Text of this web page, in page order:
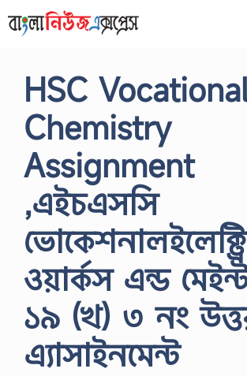
to
HSC
Chemistry
Assignment
,এইচএসসি
ওয়ার্কস এন্ড
১৯ (খ) ৩ নং
এ্যাসাইনমেন্ট